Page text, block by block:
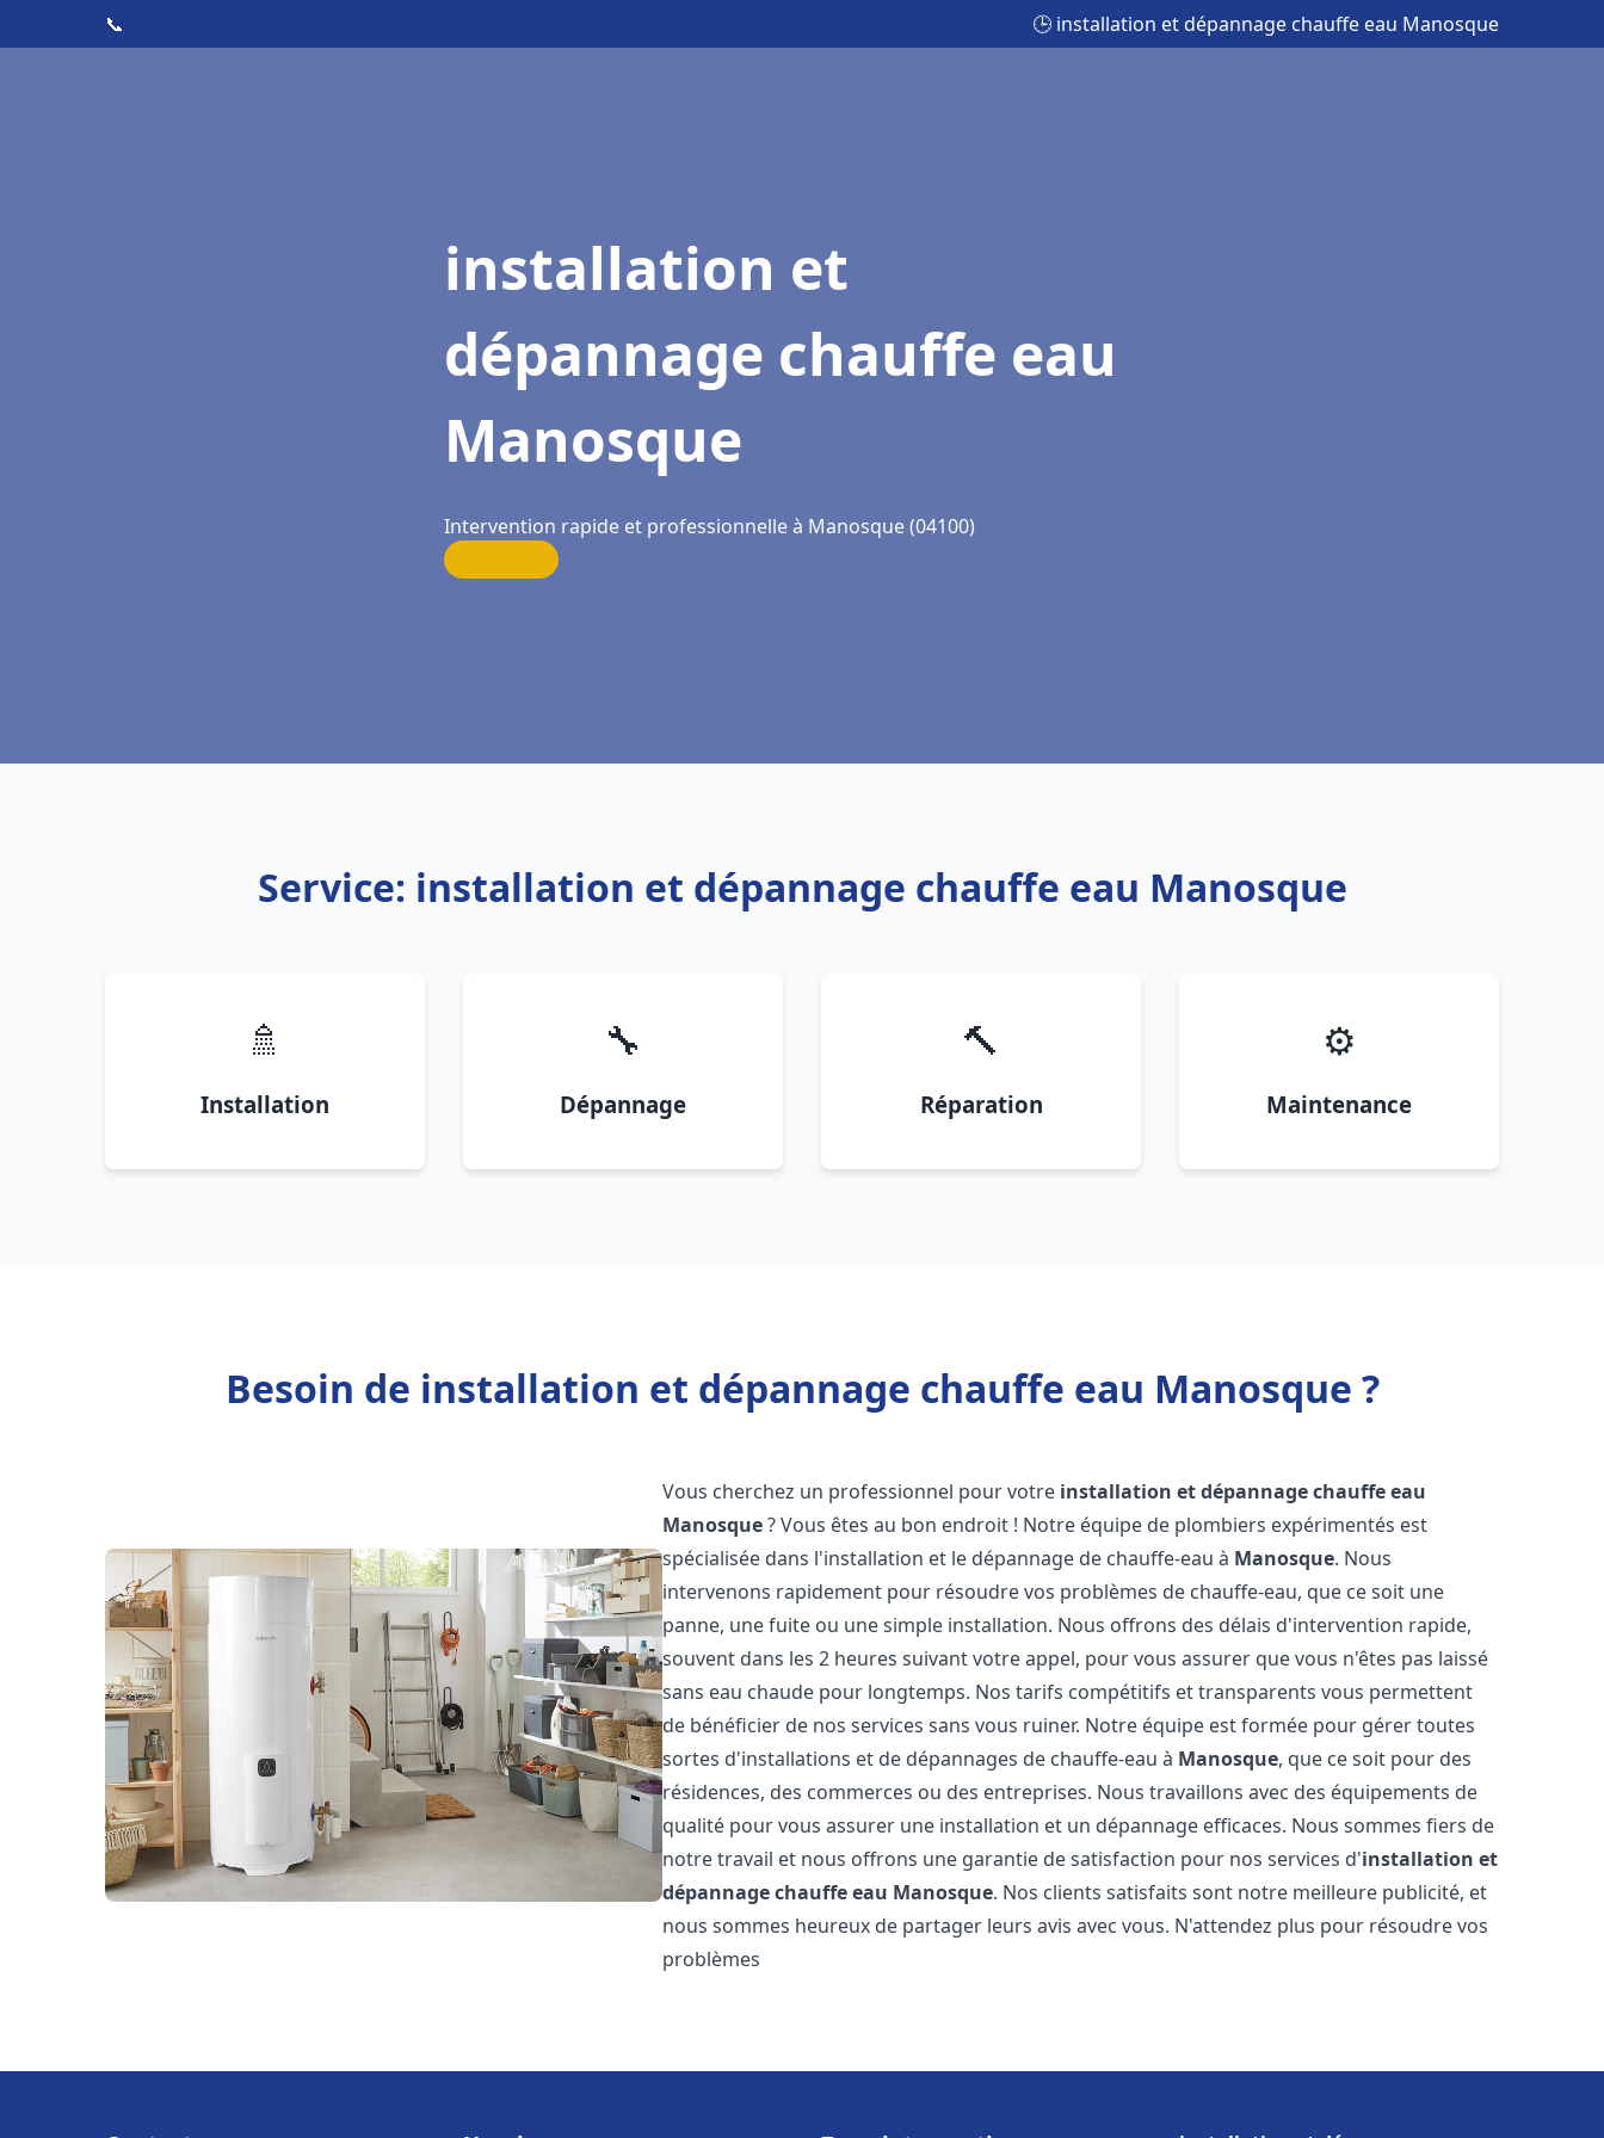
📞 🕒 installation et dépannage chauffe eau Manosque
installation et
dépannage chauffe eau
Manosque
Intervention rapide et professionnelle à Manosque (04100)
Service: installation et dépannage chauffe eau Manosque
🚿
Installation
🔧
Dépannage
🔨
Réparation
⚙️
Maintenance
Besoin de installation et dépannage chauffe eau Manosque ?
Vous cherchez un professionnel pour votre installation et dépannage chauffe eau
Manosque? Vous êtes au bon endroit ! Notre équipe de plombiers expérimentés est
spécialisée dans l'installation et le dépannage de chauffe-eau à Manosque. Nous
intervenons rapidement pour résoudre vos problèmes de chauffe-eau, que ce soit une
panne, une fuite ou une simple installation. Nous offrons des délais d'intervention rapide,
souvent dans les 2 heures suivant votre appel, pour vous assurer que vous n'êtes pas laissé
sans eau chaude pour longtemps. Nos tarifs compétitifs et transparents vous permettent
de bénéficier de nos services sans vous ruiner. Notre équipe est formée pour gérer toutes
sortes d'installations et de dépannages de chauffe-eau à Manosque, que ce soit pour des
résidences, des commerces ou des entreprises. Nous travaillons avec des équipements de
qualité pour vous assurer une installation et un dépannage efficaces. Nous sommes fiers de
notre travail et nous offrons une garantie de satisfaction pour nos services d'installation et
dépannage chauffe eau Manosque. Nos clients satisfaits sont notre meilleure publicité, et
nous sommes heureux de partager leurs avis avec vous. N'attendez plus pour résoudre vos
problèmes